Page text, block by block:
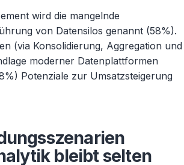
wird die mangelnde
von Datensilos genannt (58%).
(via Konsolidierung, Aggregation und
moderner Datenplattformen
Potenziale zur Umsatzsteigerung
bleibt selten